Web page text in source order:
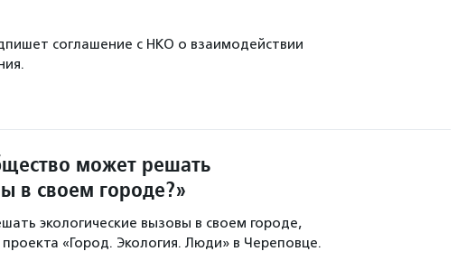
соглашение с НКО о взаимодействии
может решать
в своем городе?»
экологические вызовы в своем городе,
«Город. Экология. Люди» в Череповце.